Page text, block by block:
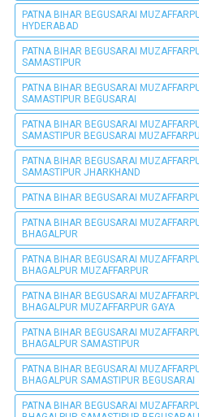
PATNA BIHAR BEGUSARAI
HYDERABAD
PATNA BIHAR BEGUSARAI
SAMASTIPUR
PATNA BIHAR BEGUSARAI
SAMASTIPUR BEGUSARAI
PATNA BIHAR BEGUSARAI
SAMASTIPUR BEGUSARAI
PATNA BIHAR BEGUSARAI
SAMASTIPUR JHARKHAND
PATNA BIHAR BEGUSARAI
PATNA BIHAR BEGUSARAI
BHAGALPUR
PATNA BIHAR BEGUSARAI
BHAGALPUR MUZAFFARPUR
PATNA BIHAR BEGUSARAI
BHAGALPUR MUZAFFARPUR GAYA
PATNA BIHAR BEGUSARAI
BHAGALPUR SAMASTIPUR
PATNA BIHAR BEGUSARAI
BHAGALPUR SAMASTIPUR BEGUSARAI
PATNA BIHAR BEGUSARAI